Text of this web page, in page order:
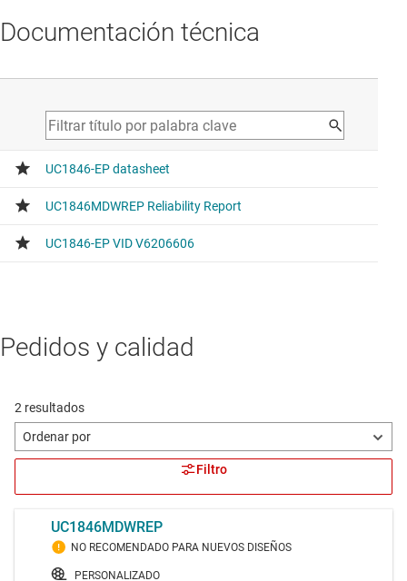
Documentación técnica
Pedidos y calidad